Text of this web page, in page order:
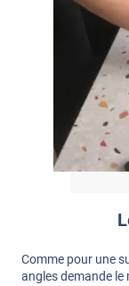
Comme pour une
angles demande